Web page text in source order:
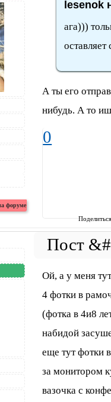
lesenok
ага)))
А ты его
нибудь. А то
0
Ой, а у меня
4 фотки в
(фотка в 4и8
набидой
еще тут фотки
за монитором
вазочка с